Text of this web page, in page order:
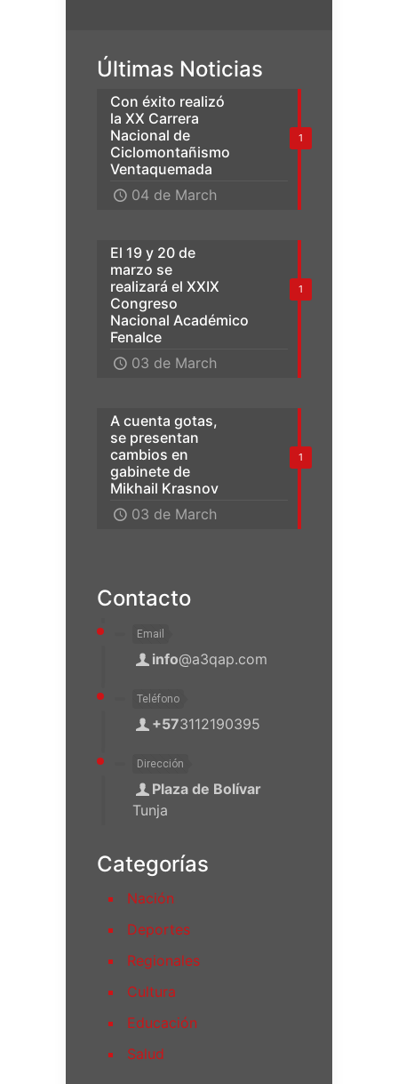
Últimas Noticias
1
Con éxito realizó
la XX Carrera
Nacional de
Ciclomontañismo
Ventaquemada
04 de March
1
El 19 y 20 de
marzo se
realizará el XXIX
Congreso
Nacional Académico
Fenalce
03 de March
1
A cuenta gotas,
se presentan
cambios en
gabinete de
Mikhail Krasnov
03 de March
Contacto
Email
info@a3qap.com
Teléfono
+573112190395
Dirección
Plaza de Bolívar
Tunja
Categorías
Nación
Deportes
Regionales
Cultura
Educación
Salud